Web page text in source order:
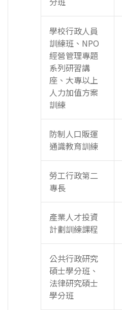
學校行政人員
訓練班、NPO
經營管理專題
系列研習講
座、大專以上
人力加值方案
訓練
防制人口販運
通識教育訓練
勞工行政第二
專長
產業人才投資
計劃訓練課程
公共行政研究
碩士學分班、
法律研究碩士
學分班